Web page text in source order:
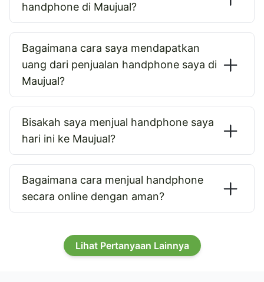
handphone di Maujual?
Bagaimana cara saya mendapatkan
uang dari penjualan handphone saya di
Maujual?
Bisakah saya menjual handphone saya
hari ini ke Maujual?
Bagaimana cara menjual handphone
secara online dengan aman?
Lihat Pertanyaan Lainnya